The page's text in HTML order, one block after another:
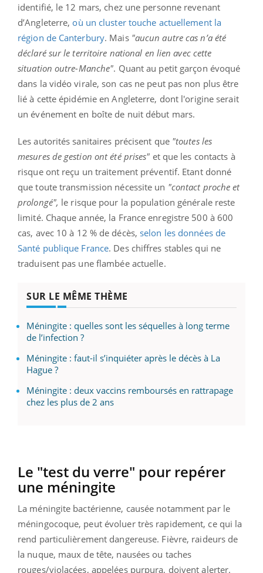
identifié, le 12 mars, chez une personne revenant
d’Angleterre, où un cluster touche actuellement la
région de Canterbury. Mais "aucun autre cas n’a été
déclaré sur le territoire national en lien avec cette
situation outre-Manche". Quant au petit garçon évoqué
dans la vidéo virale, son cas ne peut pas non plus être
lié à cette épidémie en Angleterre, dont l'origine serait
un événement en boîte de nuit début mars.
Les autorités sanitaires précisent que "toutes les
mesures de gestion ont été prises" et que les contacts à
risque ont reçu un traitement préventif. Etant donné
que toute transmission nécessite un "contact proche et
prolongé", le risque pour la population générale reste
limité. Chaque année, la France enregistre 500 à 600
cas, avec 10 à 12 % de décès, selon les données de
Santé publique France. Des chiffres stables qui ne
traduisent pas une flambée actuelle.
SUR LE MÊME THÈME
Méningite : quelles sont les séquelles à long terme
de l’infection ?
Méningite : faut-il s’inquiéter après le décès à La
Hague ?
Méningite : deux vaccins remboursés en rattrapage
chez les plus de 2 ans
Le "test du verre" pour repérer
une méningite
La méningite bactérienne, causée notamment par le
méningocoque, peut évoluer très rapidement, ce qui la
rend particulièrement dangereuse. Fièvre, raideurs de
la nuque, maux de tête, nausées ou taches
rouges/violacées, appelées purpura, doivent alerter.